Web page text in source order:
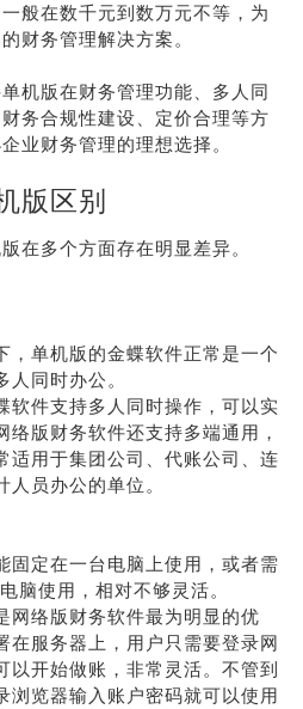
般在数千元到数万元不等，为
财务管理解决方案。
机版在财务管理功能、多人同
务合规性建设、定价合理等方
业财务管理的理想选择。
版区别
在多个方面存在明显差异。
，单机版的金蝶软件正常是一个
人同时办公。
软件支持多人同时操作，可以实
络版财务软件还支持多端通用，
适用于集团公司、代账公司、连
员办公的单位。
固定在一台电脑上使用，或者需
脑使用，相对不够灵活。
网络版财务软件最为明显的优
在服务器上，用户只需要登录网
以开始做账，非常灵活。不管到
浏览器输入账户密码就可以使用